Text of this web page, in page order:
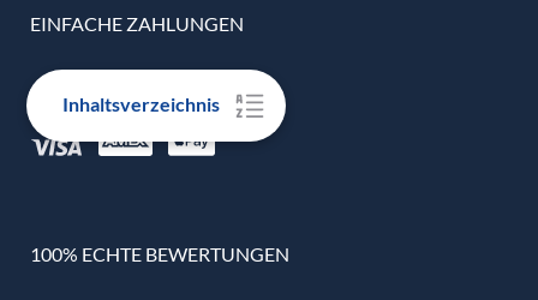
Inhaltsverzeichnis
EINFACHE ZAHLUNGEN
100% ECHTE BEWERTUNGEN